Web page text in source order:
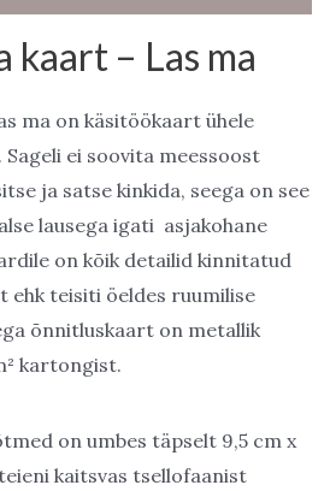
kaart – Las ma
ma on käsitöökaart ühele
Sageli ei soovita meessoost
ja satse kinkida, seega on see
lausega igati asjakohane
on kõik detailid kinnitatud
ehk teisiti öeldes ruumilise
õnnitluskaart on metallik
kartongist.
on umbes täpselt 9,5 cm x
kaitsvas tsellofaanist